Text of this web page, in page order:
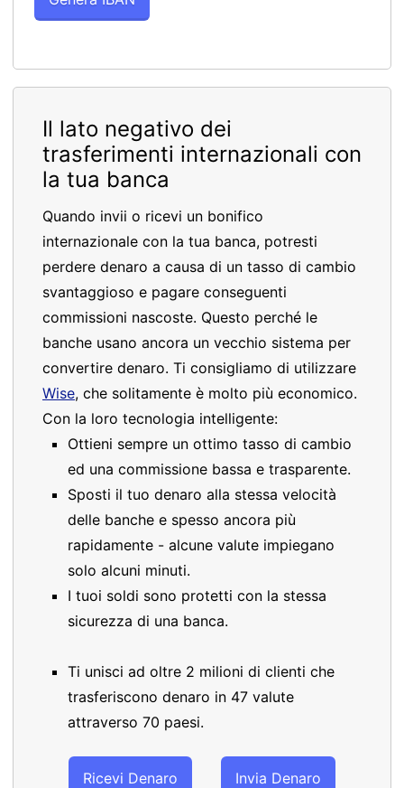
Il lato negativo dei
trasferimenti internazionali con
la tua banca
Quando invii o ricevi un bonifico
internazionale con la tua banca, potresti
perdere denaro a causa di un tasso di cambio
svantaggioso e pagare conseguenti
commissioni nascoste. Questo perché le
banche usano ancora un vecchio sistema per
convertire denaro. Ti consigliamo di utilizzare
Wise, che solitamente è molto più economico.
Con la loro tecnologia intelligente:
Ottieni sempre un ottimo tasso di cambio
ed una commissione bassa e trasparente.
Sposti il tuo denaro alla stessa velocità
delle banche e spesso ancora più
rapidamente - alcune valute impiegano
solo alcuni minuti.
I tuoi soldi sono protetti con la stessa
sicurezza di una banca.
Ti unisci ad oltre 2 milioni di clienti che
trasferiscono denaro in 47 valute
attraverso 70 paesi.
Ricevi Denaro Invia Denaro